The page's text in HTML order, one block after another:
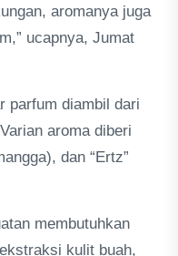
aromanya juga
ucapnya, Jumat
parfum diambil dari
aroma diberi
dan “Ertz”
membutuhkan
kulit buah,